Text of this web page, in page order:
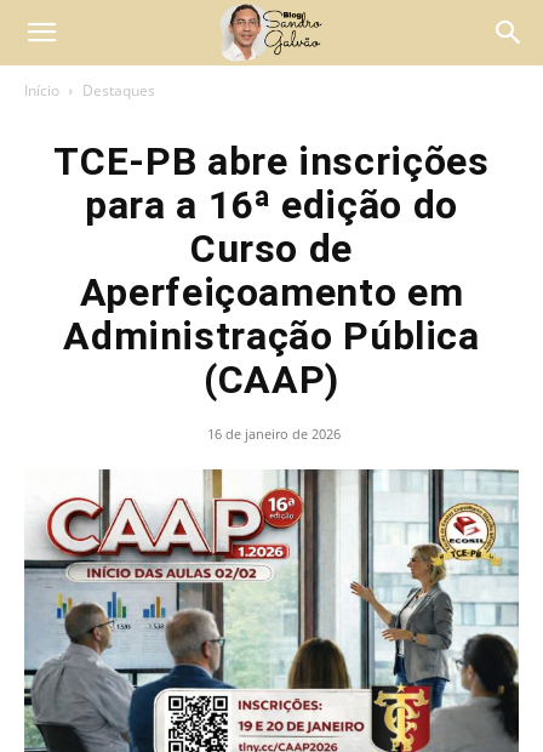
Início Destaques
TCE-PB abre inscrições
para a 16ª edição do
Curso de
Aperfeiçoamento em
Administração Pública
(CAAP)
16 de janeiro de 2026